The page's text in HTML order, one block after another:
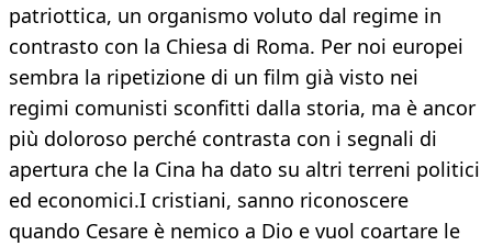
patriottica, un organismo voluto dal re­gime in
contrasto con la Chiesa di Roma. Per noi europei
sembra la ripetizione di un film già visto nei
regimi comunisti sconfitti dalla storia, ma è ancor
più do­loroso perché contrasta con i segnali di
apertura che la Cina ha dato su altri ter­reni politici
ed economici.I cristiani, sanno riconoscere
quando Ce­sare è nemico a Dio e vuol coartare le